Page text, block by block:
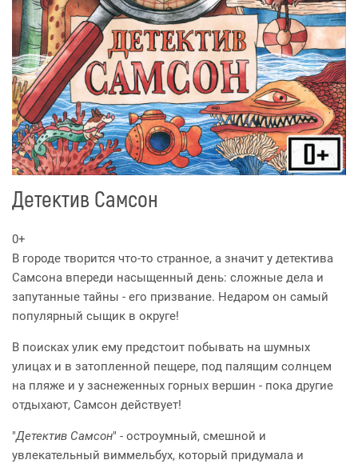
Детектив Самсон
0+
В городе творится что-то странное, а значит у детектива
Самсона впереди насыщенный день: сложные дела и
запутанные тайны - его призвание. Недаром он самый
популярный сыщик в округе!
В поисках улик ему предстоит побывать на шумных
улицах и в затопленной пещере, под палящим солнцем
на пляже и у заснеженных горных вершин - пока другие
отдыхают, Самсон действует!
"Детектив Самсон" - остроумный, смешной и
увлекательный виммельбух, который придумала и